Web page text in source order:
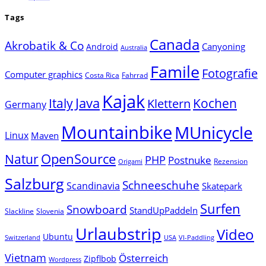
Tags
Akrobatik & Co Android Australia Canada Canyoning
Computer graphics Costa Rica Fahrrad Famile Fotografie
Germany Italy Java Kajak Klettern Kochen
Linux Maven MountainbikeMUnicycle
NaturOpenSource Origami PHP Postnuke Rezension
SalzburgScandinavia Schneeschuhe Skatepark
Slackline Slovenia Snowboard StandUpPaddeln Surfen
Switzerland Ubuntu Urlaubstrip USA VI-Paddling Video
Vietnam Wordpress Zipflbob Österreich